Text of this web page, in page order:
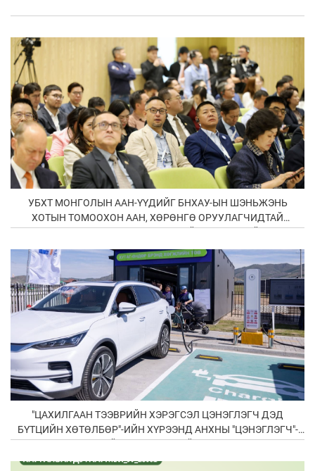
УБХТ МОНГОЛЫН ААН-ҮҮДИЙГ БНХАУ-ЫН ШЭНЬЖЭНЬ
ХОТЫН ТОМООХОН ААН, ХӨРӨНГӨ ОРУУЛАГЧИДТАЙ
"ЦАХИЛГААН ТЭЭВРИЙН ХЭРЭГСЭЛ ЦЭНЭГЛЭГЧ ДЭД
БҮТЦИЙН ХӨТӨЛБӨР"-ИЙН ХҮРЭЭНД АНХНЫ "ЦЭНЭГЛЭГЧ"-